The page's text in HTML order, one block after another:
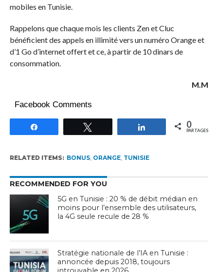
mobiles en Tunisie.
Rappelons que chaque mois les clients Zen et Cluc
bénéficient des appels en illimité vers un numéro Orange et
d’1 Go d’internet offert et ce, à partir de 10 dinars de
consommation.
M.M
Facebook Comments
Partagez 0
PARTAGES
RELATED ITEMS: BONUS, ORANGE, TUNISIE
RECOMMENDED FOR YOU
5G en Tunisie : 20 % de débit médian en
moins pour l’ensemble des utilisateurs,
la 4G seule recule de 28 %
Stratégie nationale de l’IA en Tunisie :
annoncée depuis 2018, toujours